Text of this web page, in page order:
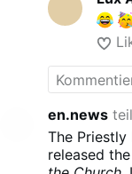
et les
entier. La
vocation
semble
l'Église.
en.news
The Priestly
released